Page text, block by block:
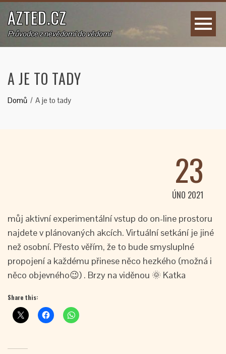
AZTED.CZ
Průvodce z nevědomí do vědomí
A JE TO TADY
Domů A je to tady
23
ÚNO 2021
můj aktivní experimentální vstup do on-line prostoru
najdete v plánovaných akcích. Virtuální setkání je jiné
než osobní. Přesto věřím, že to bude smysluplné
propojení a každému přinese něco hezkého (možná i
něco objevného😉) . Brzy na viděnou 🌞 Katka
Share this: